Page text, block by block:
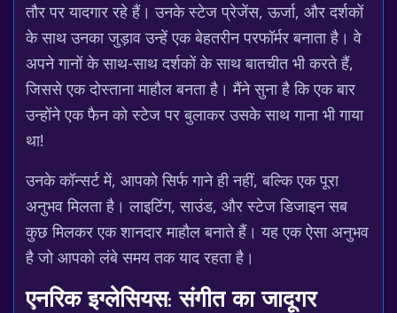
तौर पर यादगार रहे हैं। उनके स्टेज प्रेजेंस, ऊर्जा, और दर्शकों
के साथ उनका जुड़ाव उन्हें एक बेहतरीन परफॉर्मर बनाता है। वे
अपने गानों के साथ-साथ दर्शकों के साथ बातचीत भी करते हैं,
जिससे एक दोस्ताना माहौल बनता है। मैंने सुना है कि एक बार
उन्होंने एक फैन को स्टेज पर बुलाकर उसके साथ गाना भी गाया
था!
उनके कॉन्सर्ट में, आपको सिर्फ गाने ही नहीं, बल्कि एक पूरा
अनुभव मिलता है। लाइटिंग, साउंड, और स्टेज डिजाइन सब
कुछ मिलकर एक शानदार माहौल बनाते हैं। यह एक ऐसा अनुभव
है जो आपको लंबे समय तक याद रहता है।
एनरिक इग्लेसियस: संगीत का जादूगर